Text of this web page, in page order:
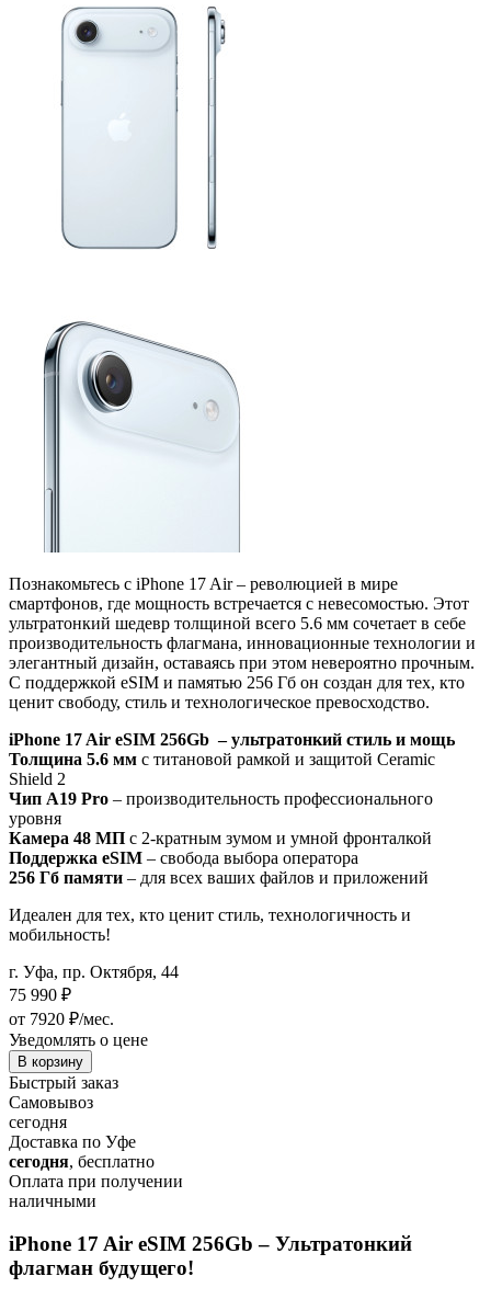
Познакомьтесь с iPhone 17 Air – революцией в мире
смартфонов, где мощность встречается с невесомостью. Этот
ультратонкий шедевр толщиной всего 5.6 мм сочетает в себе
производительность флагмана, инновационные технологии и
элегантный дизайн, оставаясь при этом невероятно прочным.
С поддержкой eSIM и памятью 256 Гб он создан для тех, кто
ценит свободу, стиль и технологическое превосходство.
iPhone 17 Air eSIM 256Gb – ультратонкий стиль и мощь
Толщина 5.6 мм с титановой рамкой и защитой Ceramic
Shield 2
Чип A19 Pro – производительность профессионального
уровня
Камера 48 МП с 2-кратным зумом и умной фронталкой
Поддержка eSIM – свобода выбора оператора
256 Гб памяти – для всех ваших файлов и приложений
Идеален для тех, кто ценит стиль, технологичность и
мобильность!
г. Уфа, пр. Октября, 44
75 990 ₽
от 7920 ₽/мес.
Уведомлять о цене
В корзину
Быстрый заказ
Самовывоз
сегодня
Доставка по Уфе
сегодня, бесплатно
Оплата при получении
наличными
iPhone 17 Air eSIM 256Gb – Ультратонкий
флагман будущего!